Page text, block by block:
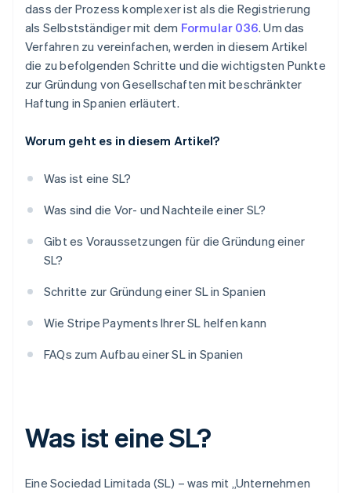
dass der Prozess komplexer ist als die Registrierung
als Selbstständiger mit dem Formular 036. Um das
Verfahren zu vereinfachen, werden in diesem Artikel
die zu befolgenden Schritte und die wichtigsten Punkte
zur Gründung von Gesellschaften mit beschränkter
Haftung in Spanien erläutert.
Worum geht es in diesem Artikel?
Was ist eine SL?
Was sind die Vor- und Nachteile einer SL?
Gibt es Voraussetzungen für die Gründung einer
SL?
Schritte zur Gründung einer SL in Spanien
Wie Stripe Payments Ihrer SL helfen kann
FAQs zum Aufbau einer SL in Spanien
Was ist eine SL?
Eine Sociedad Limitada (SL) – was mit „Unternehmen